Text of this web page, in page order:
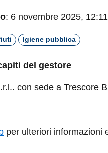
: 6 novembre 2025, 12:11
Igiene pubblica
del gestore
con sede a Trescore B.rio
ulteriori informazioni e